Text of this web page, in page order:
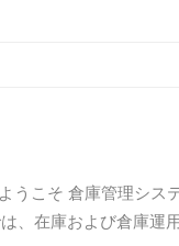
システム
、在庫および倉庫運